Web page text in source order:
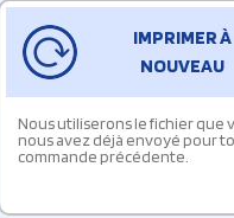
IMPRIMER À
NOUVEAU
Nous utiliserons le fichier que
nous avez déjà envoyé pour
commande précédente.